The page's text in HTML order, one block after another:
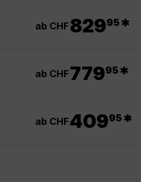
ab CHF82995 *
ab CHF77995 *
ab CHF40995 *